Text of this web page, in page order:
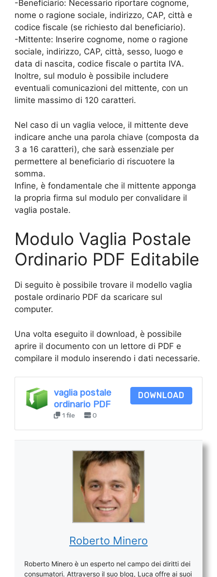
-Beneficiario: Necessario riportare cognome,
nome o ragione sociale, indirizzo, CAP, città e
codice fiscale (se richiesto dal beneficiario).
-Mittente: Inserire cognome, nome o ragione
sociale, indirizzo, CAP, città, sesso, luogo e
data di nascita, codice fiscale o partita IVA.
Inoltre, sul modulo è possibile includere
eventuali comunicazioni del mittente, con un
limite massimo di 120 caratteri.
Nel caso di un vaglia veloce, il mittente deve
indicare anche una parola chiave (composta da
3 a 16 caratteri), che sarà essenziale per
permettere al beneficiario di riscuotere la
somma.
Infine, è fondamentale che il mittente apponga
la propria firma sul modulo per convalidare il
vaglia postale.
Modulo Vaglia Postale
Ordinario PDF Editabile
Di seguito è possibile trovare il modello vaglia
postale ordinario PDF da scaricare sul
computer.
Una volta eseguito il download, è possibile
aprire il documento con un lettore di PDF e
compilare il modulo inserendo i dati necessarie.
vaglia postale
ordinario PDF
1 file 0
DOWNLOAD
Roberto Minero
Roberto Minero è un esperto nel campo dei diritti dei
consumatori. Attraverso il suo blog, Luca offre ai suoi